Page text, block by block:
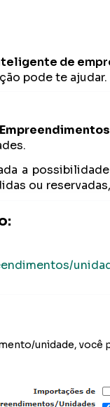
de
pode te ajudar.
a
ou
unidade, você